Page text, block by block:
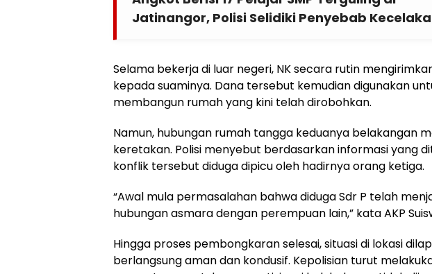
Jatinangor, Polisi Selidiki Penyebab
Selama bekerja di luar negeri, NK secara rutin
kepada suaminya. Dana tersebut kemudian digunakan
membangun rumah yang kini telah dirobohkan.
Namun, hubungan rumah tangga keduanya belakangan
keretakan. Polisi menyebut berdasarkan informasi yang
konflik tersebut diduga dipicu oleh hadirnya orang ketiga.
“Awal mula permasalahan bahwa diduga Sdr P telah
hubungan asmara dengan perempuan lain,” kata AKP
Hingga proses pembongkaran selesai, situasi di lokasi
berlangsung aman dan kondusif. Kepolisian turut